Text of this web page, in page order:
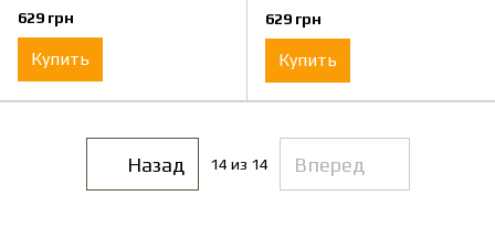
629 грн
Купить
629 грн
Купить
Назад 14 из 14 Вперед